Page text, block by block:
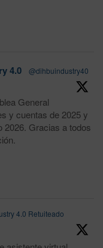
4.0
@dihbuindustry40
General
y cuentas de 2025 y
2026. Gracias a todos
4.0 Retuiteado